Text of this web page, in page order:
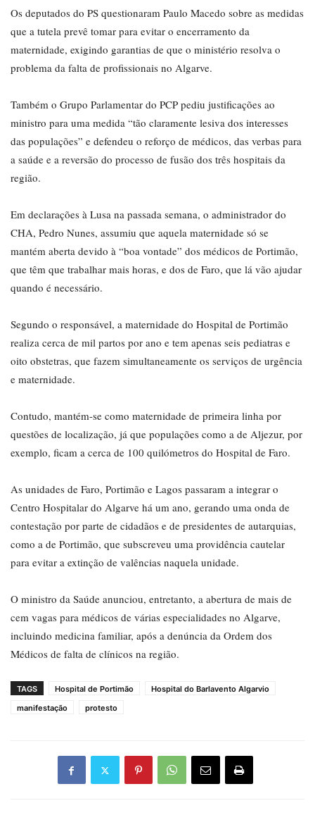
Os deputados do PS questionaram Paulo Macedo sobre as medidas
que a tutela prevê tomar para evitar o encerramento da
maternidade, exigindo garantias de que o ministério resolva o
problema da falta de profissionais no Algarve.
Também o Grupo Parlamentar do PCP pediu justificações ao
ministro para uma medida “tão claramente lesiva dos interesses
das populações” e defendeu o reforço de médicos, das verbas para
a saúde e a reversão do processo de fusão dos três hospitais da
região.
Em declarações à Lusa na passada semana, o administrador do
CHA, Pedro Nunes, assumiu que aquela maternidade só se
mantém aberta devido à “boa vontade” dos médicos de Portimão,
que têm que trabalhar mais horas, e dos de Faro, que lá vão ajudar
quando é necessário.
Segundo o responsável, a maternidade do Hospital de Portimão
realiza cerca de mil partos por ano e tem apenas seis pediatras e
oito obstetras, que fazem simultaneamente os serviços de urgência
e maternidade.
Contudo, mantém-se como maternidade de primeira linha por
questões de localização, já que populações como a de Aljezur, por
exemplo, ficam a cerca de 100 quilómetros do Hospital de Faro.
As unidades de Faro, Portimão e Lagos passaram a integrar o
Centro Hospitalar do Algarve há um ano, gerando uma onda de
contestação por parte de cidadãos e de presidentes de autarquias,
como a de Portimão, que subscreveu uma providência cautelar
para evitar a extinção de valências naquela unidade.
O ministro da Saúde anunciou, entretanto, a abertura de mais de
cem vagas para médicos de várias especialidades no Algarve,
incluindo medicina familiar, após a denúncia da Ordem dos
Médicos de falta de clínicos na região.
TAGS Hospital de Portimão
Hospital do Barlavento Algarvio
manifestação
protesto